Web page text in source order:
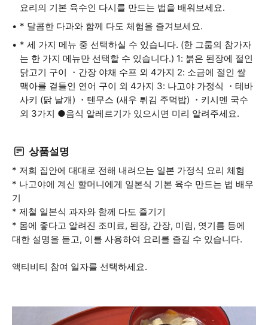
요리의 기본 육수인 다시를 만드는 법을 배워보세요.
* 달콤한 다과와 함께 다도 체험을 즐겨보세요.
* 세 가지 메뉴 중 선택하실 수 있습니다. (한 그룹의 참가자
는 한 가지 메뉴만 선택할 수 있습니다.) 1: 붉은 된장에 절인
닭고기 구이 ・간장 야채 수프 외 4가지 2: 소금에 절인 쌀
맥아를 곁들인 연어 구이 외 4가지 3: 나고야 가정식 ・테바
사키 (닭 날개) ・텐무스 (새우 튀김 주먹밥) ・키시멘 국수
외 3가지 ●음식 알레르기가 있으시면 미리 알려주세요.
상품설명
* 저희 집안에 대대로 전해 내려오는 일본 가정식 요리 체험
* 나고야에 계신 할머니에게 일본식 기본 육수 만드는 법 배우
기
* 제철 일본식 과자와 함께 다도 즐기기
* 몸에 좋다고 알려진 조미료, 된장, 간장, 미림, 엿기름 등에
대한 설명을 듣고, 이를 사용하여 요리를 즐길 수 있습니다.
액티비티 참여 일자를 선택하세요.